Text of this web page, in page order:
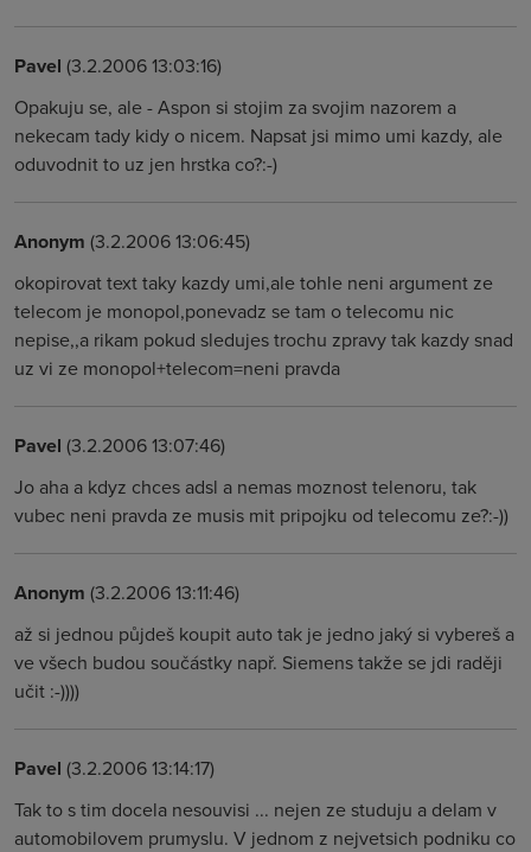
Pavel (3.2.2006 13:03:16)
Opakuju se, ale - Aspon si stojim za svojim nazorem a
nekecam tady kidy o nicem. Napsat jsi mimo umi kazdy, ale
oduvodnit to uz jen hrstka co?:-)
Anonym (3.2.2006 13:06:45)
okopirovat text taky kazdy umi,ale tohle neni argument ze
telecom je monopol,ponevadz se tam o telecomu nic
nepise,,a rikam pokud sledujes trochu zpravy tak kazdy snad
uz vi ze monopol+telecom=neni pravda
Pavel (3.2.2006 13:07:46)
Jo aha a kdyz chces adsl a nemas moznost telenoru, tak
vubec neni pravda ze musis mit pripojku od telecomu ze?:-))
Anonym (3.2.2006 13:11:46)
až si jednou půjdeš koupit auto tak je jedno jaký si vybereš a
ve všech budou součástky např. Siemens takže se jdi raději
učit :-))))
Pavel (3.2.2006 13:14:17)
Tak to s tim docela nesouvisi ... nejen ze studuju a delam v
automobilovem prumyslu. V jednom z nejvetsich podniku co